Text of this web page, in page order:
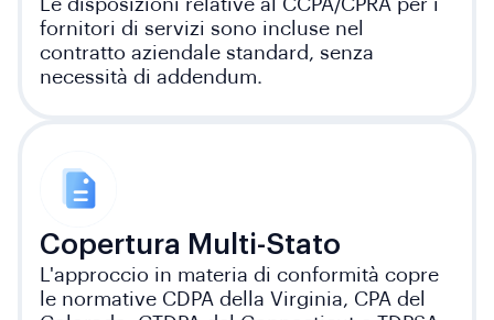
Le disposizioni relative al CCPA/CPRA per i
fornitori di servizi sono incluse nel
contratto aziendale standard, senza
necessità di addendum.
Copertura Multi-Stato
L'approccio in materia di conformità copre
le normative CDPA della Virginia, CPA del